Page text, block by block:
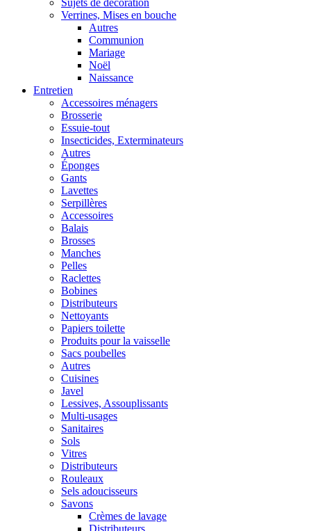
Sujets de décoration
Verrines, Mises en bouche
Autres
Communion
Mariage
Noël
Naissance
Entretien
Accessoires ménagers
Brosserie
Essuie-tout
Insecticides, Exterminateurs
Autres
Éponges
Gants
Lavettes
Serpillères
Accessoires
Balais
Brosses
Manches
Pelles
Raclettes
Bobines
Distributeurs
Nettoyants
Papiers toilette
Produits pour la vaisselle
Sacs poubelles
Autres
Cuisines
Javel
Lessives, Assouplissants
Multi-usages
Sanitaires
Sols
Vitres
Distributeurs
Rouleaux
Sels adoucisseurs
Savons
Crèmes de lavage
Distributeurs